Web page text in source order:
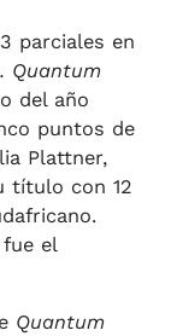
parciales en
. Quantum
del año
puntos de
Plattner,
título con 12
el
Quantum